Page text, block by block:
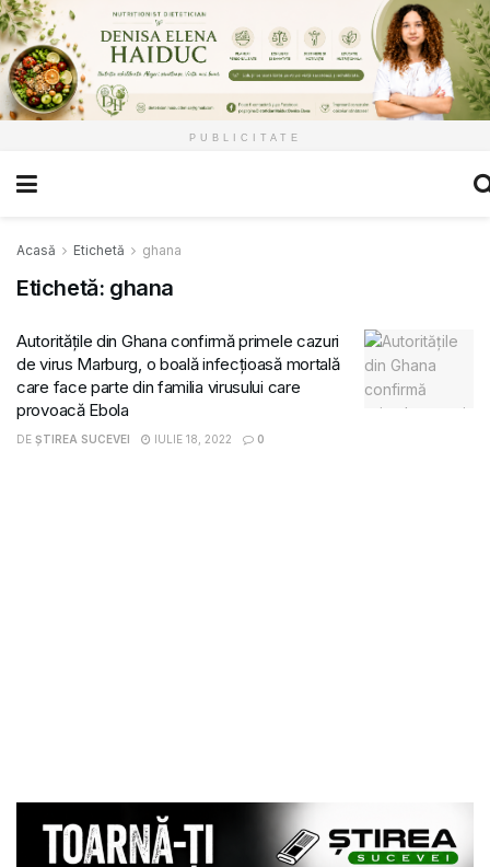
PUBLICITATE
Acasă Etichetă ghana
Etichetă: ghana
Autoritățile din Ghana confirmă primele cazuri
de virus Marburg, o boală infecțioasă mortală
care face parte din familia virusului care
provoacă Ebola
DE ȘTIREA SUCEVEI IULIE 18, 2022 0